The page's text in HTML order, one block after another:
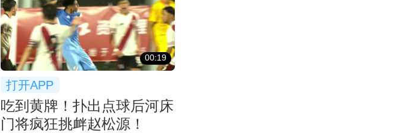
00:19
打开APP
吃到黄牌！扑出点球后河床
门将疯狂挑衅赵松源！